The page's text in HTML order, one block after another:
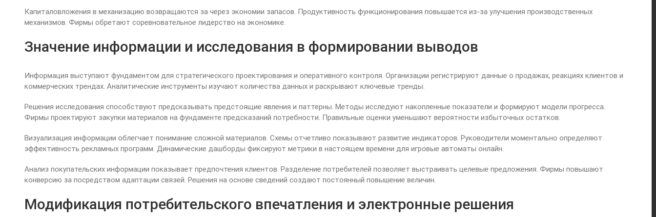
Капиталовложения в механизацию возвращаются за через экономии запасов. Продуктивность функционирования повышается из-за улучшения производственных
механизмов. Фирмы обретают соревновательное лидерство на экономике.
Значение информации и исследования в формировании выводов
Информация выступают фундаментом для стратегического проектирования и оперативного контроля. Организации регистрируют данные о продажах, реакциях клиентов и
коммерческих трендах. Аналитические инструменты изучают количества данных и раскрывают ключевые тренды.
Решения исследования способствуют предсказывать предстоящие явления и паттерны. Методы исследуют накопленные показатели и формируют модели прогресса.
Фирмы проектируют закупки материалов на фундаменте предсказаний потребности. Правильные оценки уменьшают вероятности избыточных остатков.
Визуализация информации облегчает понимание сложной материалов. Схемы отчетливо показывают развитие индикаторов. Руководители моментально определяют
эффективность рекламных программ. Динамические дашборды фиксируют метрики в настоящем времени для игровые автоматы онлайн.
Анализ покупательских информации показывает предпочтения клиентов. Разделение потребителей позволяет выстраивать целевые предложения. Фирмы повышают
конверсию за посредством адаптации связей. Решения на основе сведений создают постоянный повышение величин.
Модификация потребительского впечатления и электронные решения